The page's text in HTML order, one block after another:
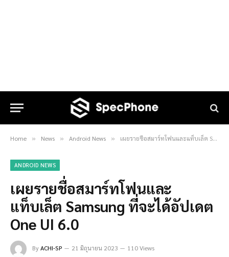
Home » News » Android News » เผยรายชื่อสมาร์ทโฟนและแท็บเล็ต Samsung ที่จะได้อัปเดต One UI 6.0
ANDROID NEWS
เผยรายชื่อสมาร์ทโฟนและ
แท็บเล็ต Samsung ที่จะได้อัปเดต
One UI 6.0
ByACHI-SP 21 มิถุนายน 2023 110 Views